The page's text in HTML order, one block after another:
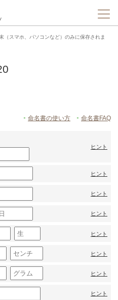
スマホ、パソコンなど）のみに保存されま
命名書の使い方 命名書FAQ
ヒント
ヒント
ヒント
ヒント
ヒント
ヒント
ヒント
ヒント